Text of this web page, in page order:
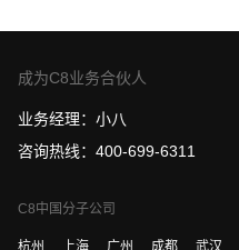
成为C8业务合伙人
业务经理：小八
咨询热线：400-699-6311
C8中国分子公司
杭州 上海 广州 成都 武汉